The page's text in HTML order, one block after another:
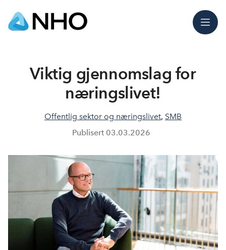
Meny
Viktig gjennomslag for
næringslivet!
Offentlig sektor og næringslivet, SMB
Publisert 03.03.2026